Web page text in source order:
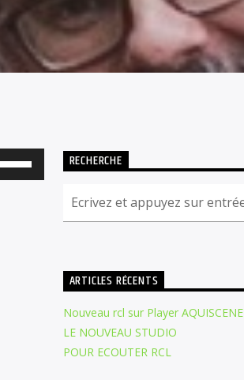
RECHERCHE
ARTICLES RÉCENTS
Nouveau rcl sur Player AQUISCENE
LE NOUVEAU STUDIO
POUR ECOUTER RCL